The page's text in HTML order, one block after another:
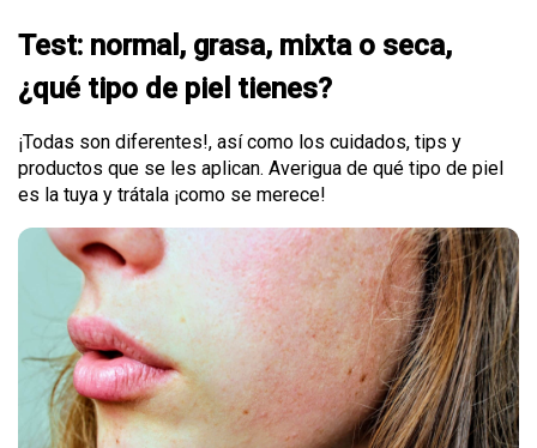
Test: normal, grasa, mixta o seca,
¿qué tipo de piel tienes?
¡Todas son diferentes!, así como los cuidados, tips y
productos que se les aplican. Averigua de qué tipo de piel
es la tuya y trátala ¡como se merece!